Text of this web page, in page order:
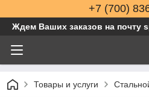
+7 (700)
Ждем Ваших заказов на почту
Товары и услуги